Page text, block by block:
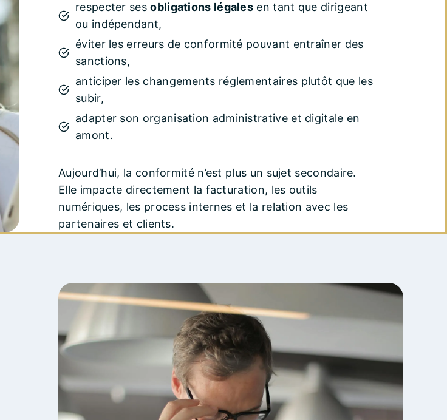
respecter sesobligations légales en tant que dirigeant
ou indépendant,
éviter les erreurs de conformité pouvant entraîner des
sanctions,
anticiper les changements réglementaires plutôt que les
subir,
adapter son organisation administrative et digitale en
amont.
Aujourd’hui, la conformité n’est plus un sujet secondaire.
Elle impacte directement la facturation, les outils
numériques, les process internes et la relation avec les
partenaires et clients.